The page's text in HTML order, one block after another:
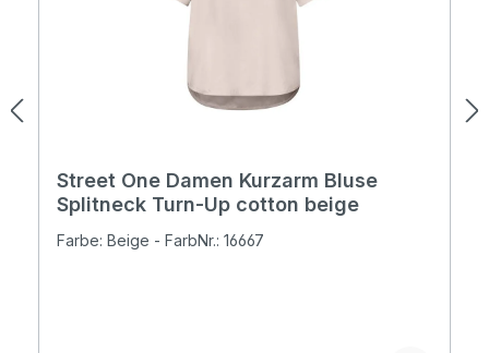
Street One Damen Kurzarm Bluse
Splitneck Turn-Up cotton beige
Farbe: Beige - FarbNr.: 16667